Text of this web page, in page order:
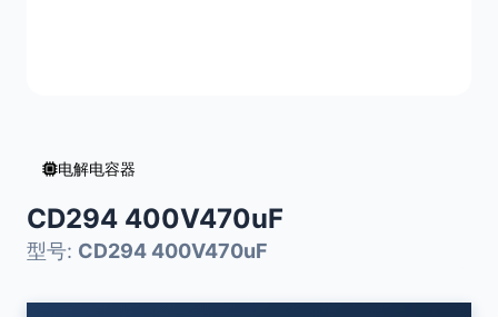
电解电容器
CD294 400V470uF
型号: CD294 400V470uF